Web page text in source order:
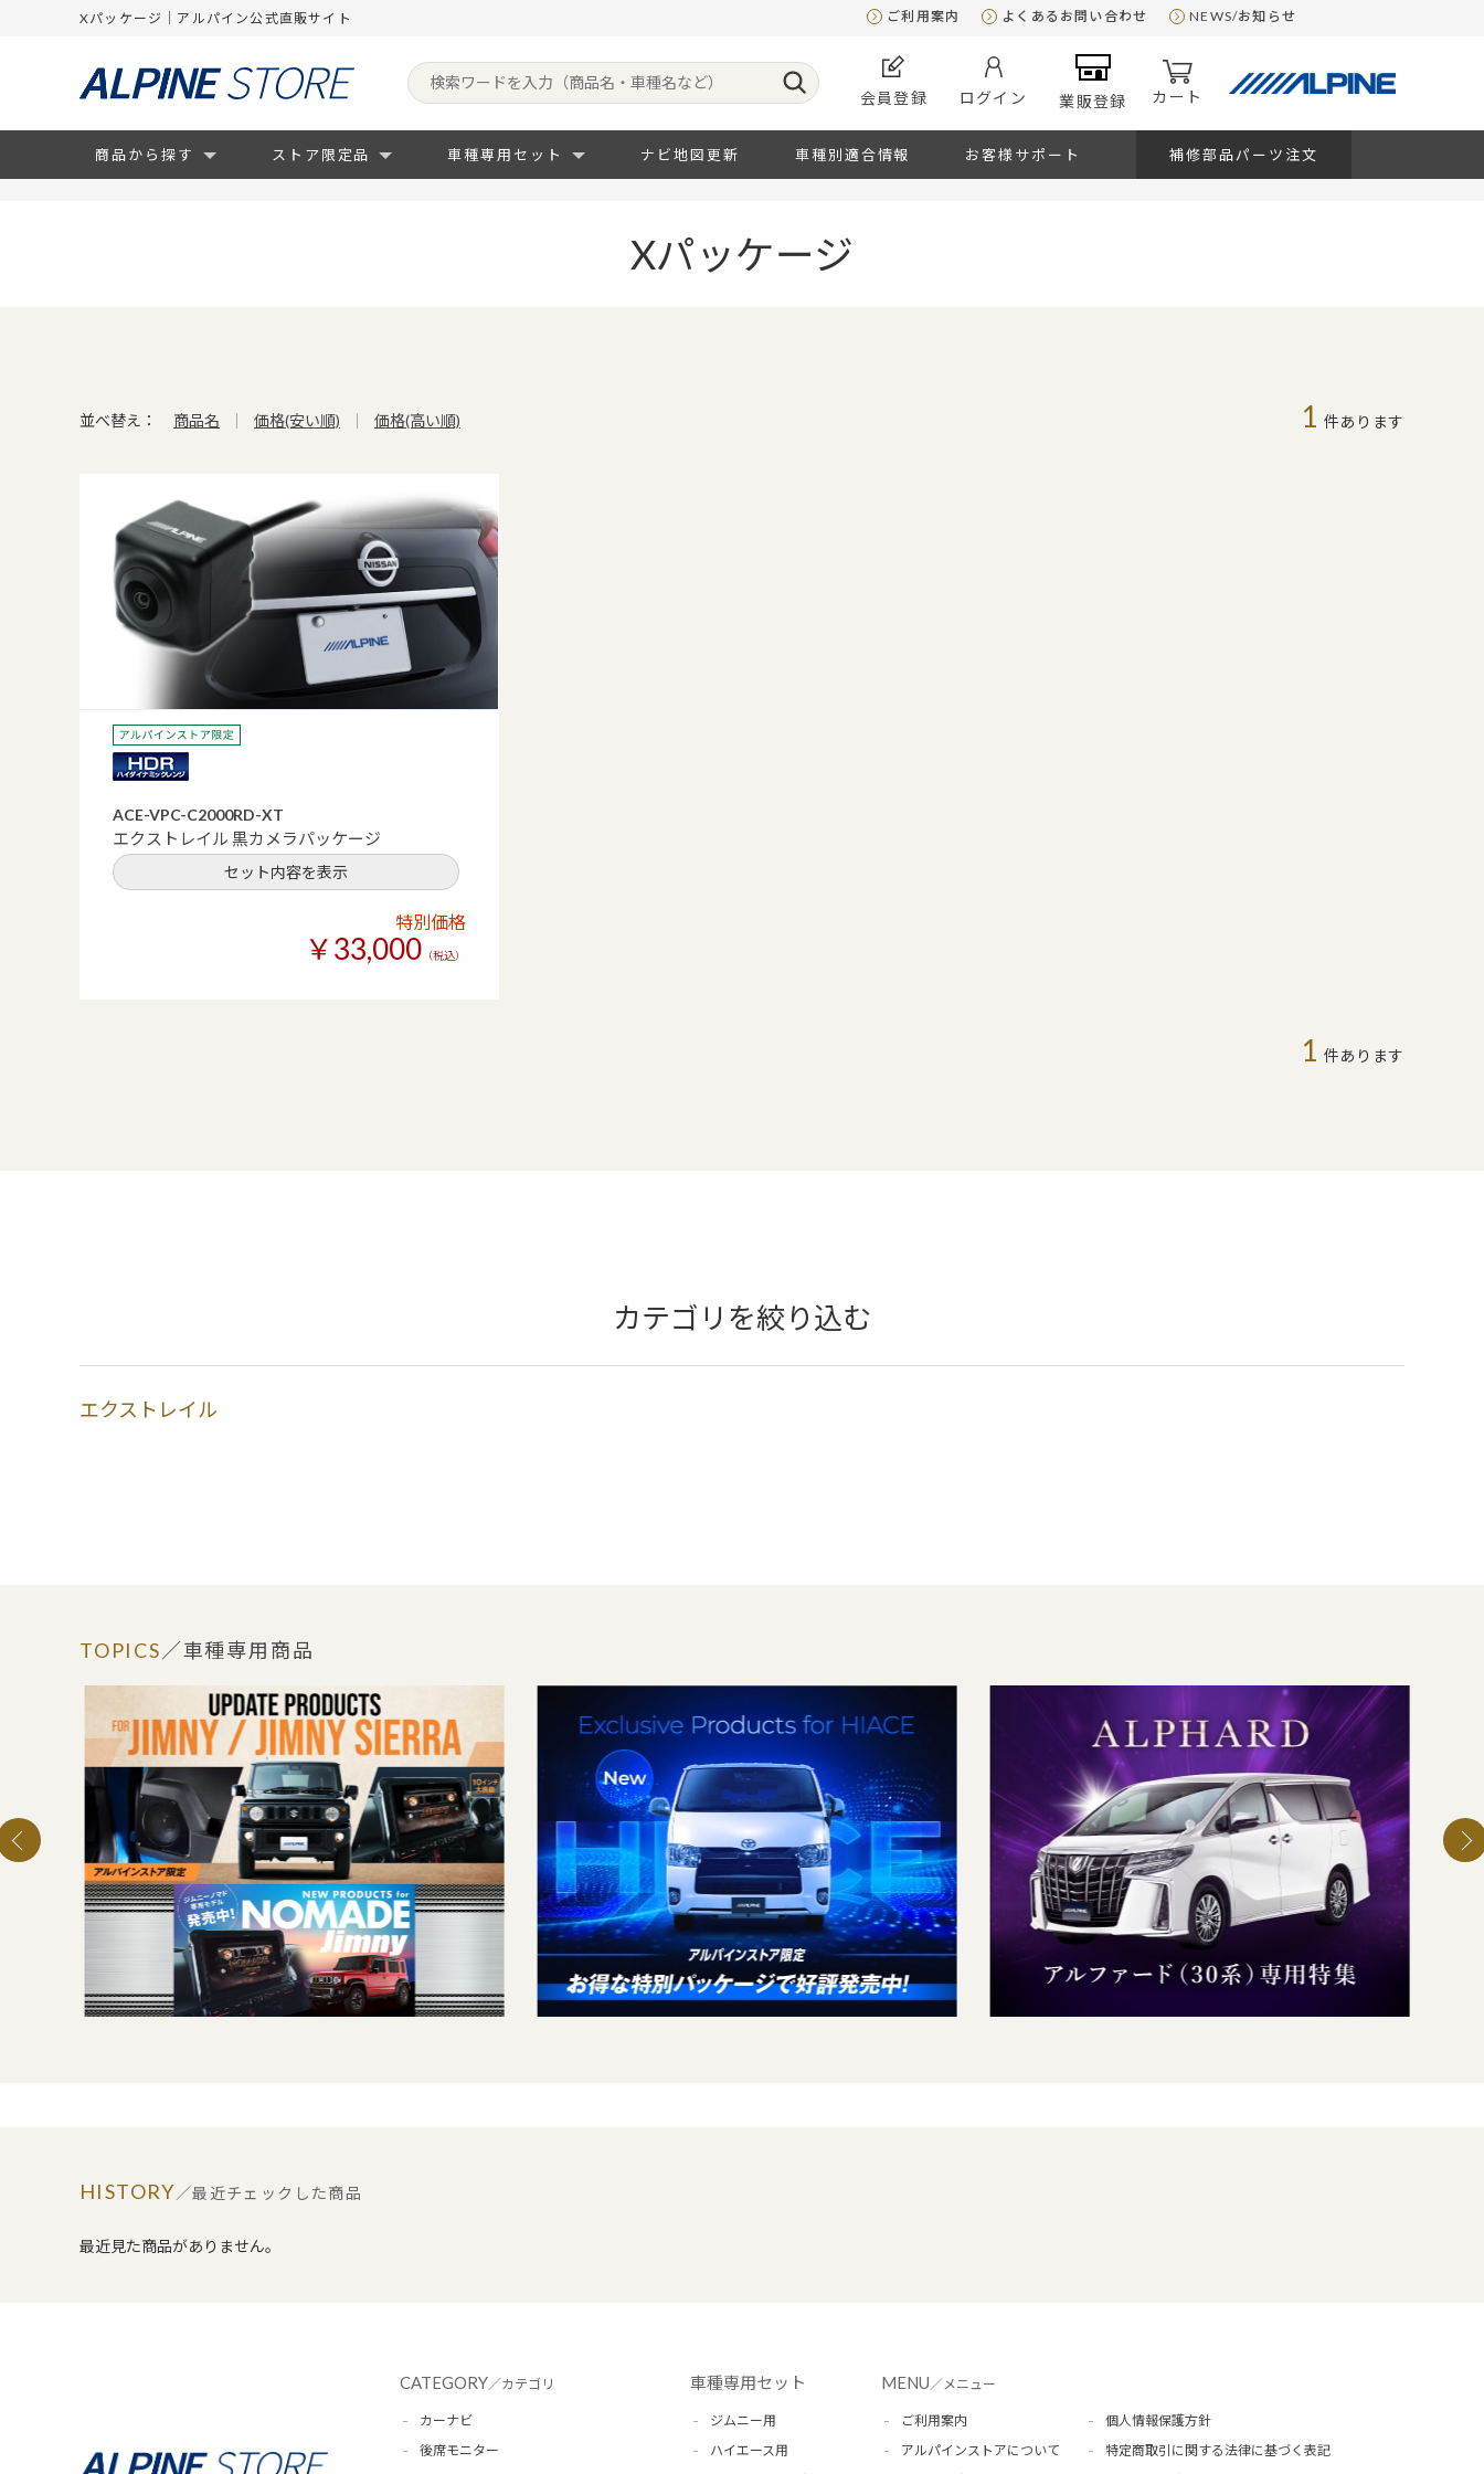
Xパッケージ｜アルパイン公式直販サイト ご利用案内 よくあるお問い合わせ NEWS/お知らせ
会員登録 ログイン 業販登録 カート
商品から探す ストア限定品 車種専用セット ナビ地図更新 車種別適合情報 お客様サポート 補修部品パーツ注文
Xパッケージ
並べ替え： 商品名 価格(安い順) 価格(高い順) 1 件あります
ACE-VPC-C2000RD-XT
エクストレイル 黒カメラパッケージ
セット内容を表示
特別価格
￥33,000 （税込）
1 件あります
カテゴリを絞り込む
エクストレイル
TOPICS ／車種専用商品
HISTORY／最近チェックした商品
最近見た商品がありません。
CATEGORY／カテゴリ
カーナビ
後席モニター
車種専用セット
ジムニー用
ハイエース用
MENU／メニュー
ご利用案内
アルパインストアについて
個人情報保護方針
特定商取引に関する法律に基づく表記